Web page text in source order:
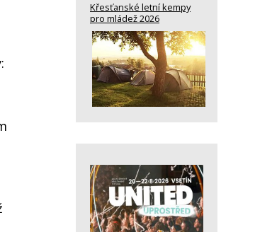
Křesťanské letní kempy
pro mládež 2026